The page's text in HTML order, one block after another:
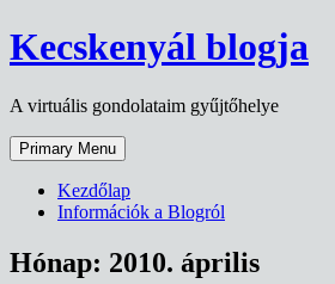
Skip
to
Kecskenyál blogja
A virtuális gondolataim gyűjtőhelye
Primary Menu
Kezdőlap
Információk a Blogról
Hónap: 2010. április